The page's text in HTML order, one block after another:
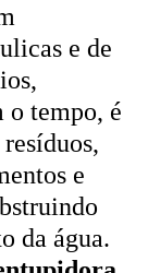
e de
o tempo, é
e
da água.